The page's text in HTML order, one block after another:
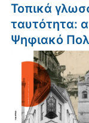
Τοπικά
ταυτότητα:
Ψηφιακό